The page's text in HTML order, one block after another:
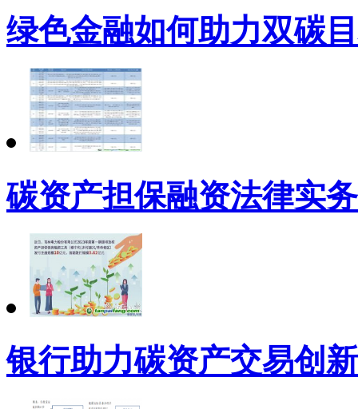
绿色金融如何助力双碳
碳资产担保融资法律实
银行助力碳资产交易创